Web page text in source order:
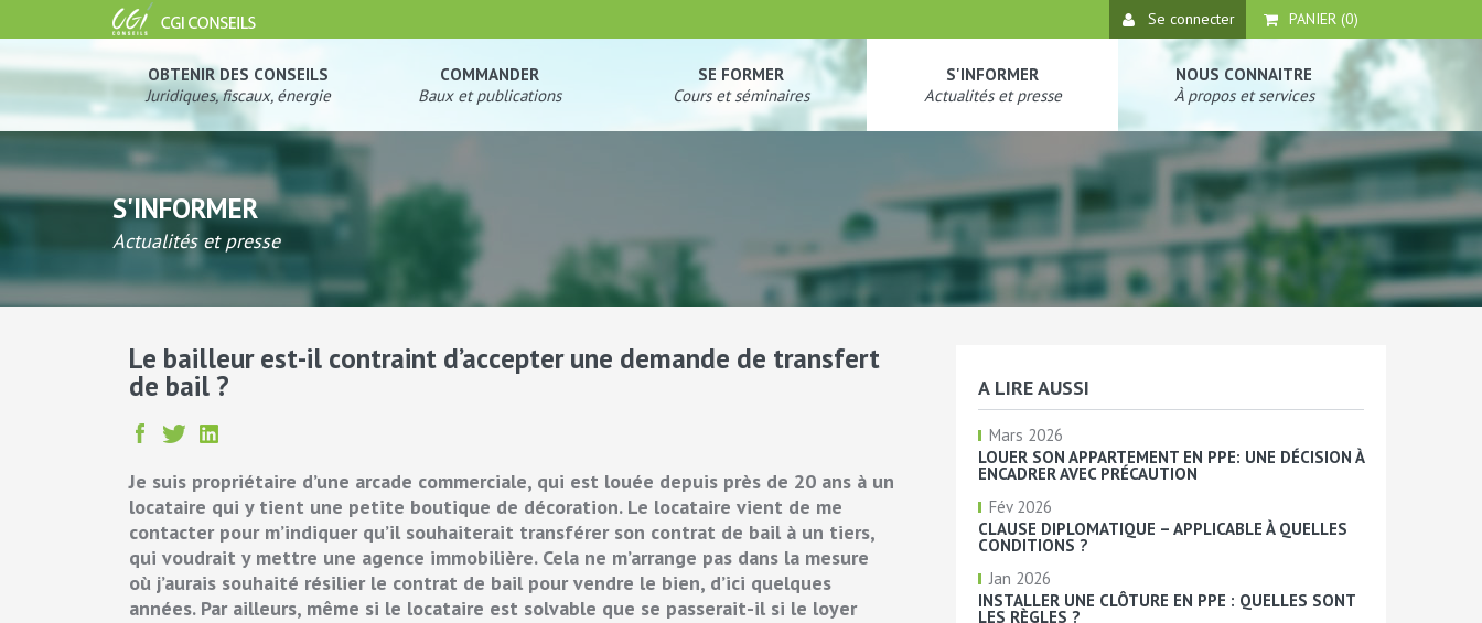
Se connecter PANIER (0)
OBTENIR DES CONSEILS
Juridiques, fiscaux, énergie
COMMANDER
Baux et publications
SE FORMER
Cours et séminaires
S'INFORMER
Actualités et presse
NOUS CONNAITRE
À propos et services
S'INFORMER
Actualités et presse
Le bailleur est-il contraint d’accepter une demande de transfert
de bail ?
Je suis propriétaire d’une arcade commerciale, qui est louée depuis près de 20 ans à un
locataire qui y tient une petite boutique de décoration. Le locataire vient de me
contacter pour m’indiquer qu’il souhaiterait transférer son contrat de bail à un tiers,
qui voudrait y mettre une agence immobilière. Cela ne m’arrange pas dans la mesure
où j’aurais souhaité résilier le contrat de bail pour vendre le bien, d’ici quelques
années. Par ailleurs, même si le locataire est solvable que se passerait-il si le loyer
A LIRE AUSSI
Mars 2026
LOUER SON APPARTEMENT EN PPE: UNE DÉCISION À
ENCADRER AVEC PRÉCAUTION
Fév 2026
CLAUSE DIPLOMATIQUE – APPLICABLE À QUELLES
CONDITIONS ?
Jan 2026
INSTALLER UNE CLÔTURE EN PPE : QUELLES SONT
LES RÈGLES ?